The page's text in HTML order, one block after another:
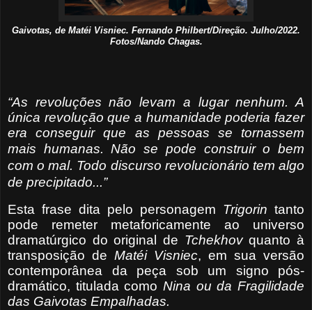
Gaivotas, de Matéi Visniec. Fernando Philbert/Direção. Julho/2022.
Fotos/Nando Chagas.
“As revoluções não levam a lugar nenhum. A
única revolução que a humanidade poderia fazer
era conseguir que as pessoas se tornassem
mais humanas. Não se pode construir o bem
com o mal. Todo discurso revolucionário tem algo
de precipitado...”
Esta frase dita pelo personagem Trigorin tanto
pode remeter metaforicamente ao universo
dramatúrgico do original de Tchekhovquanto à
transposição de Matéi Visniec, em sua versão
contemporânea da peça sob um signo pós-
dramático, titulada como Nina ou da Fragilidade
das Gaivotas Empalhadas.